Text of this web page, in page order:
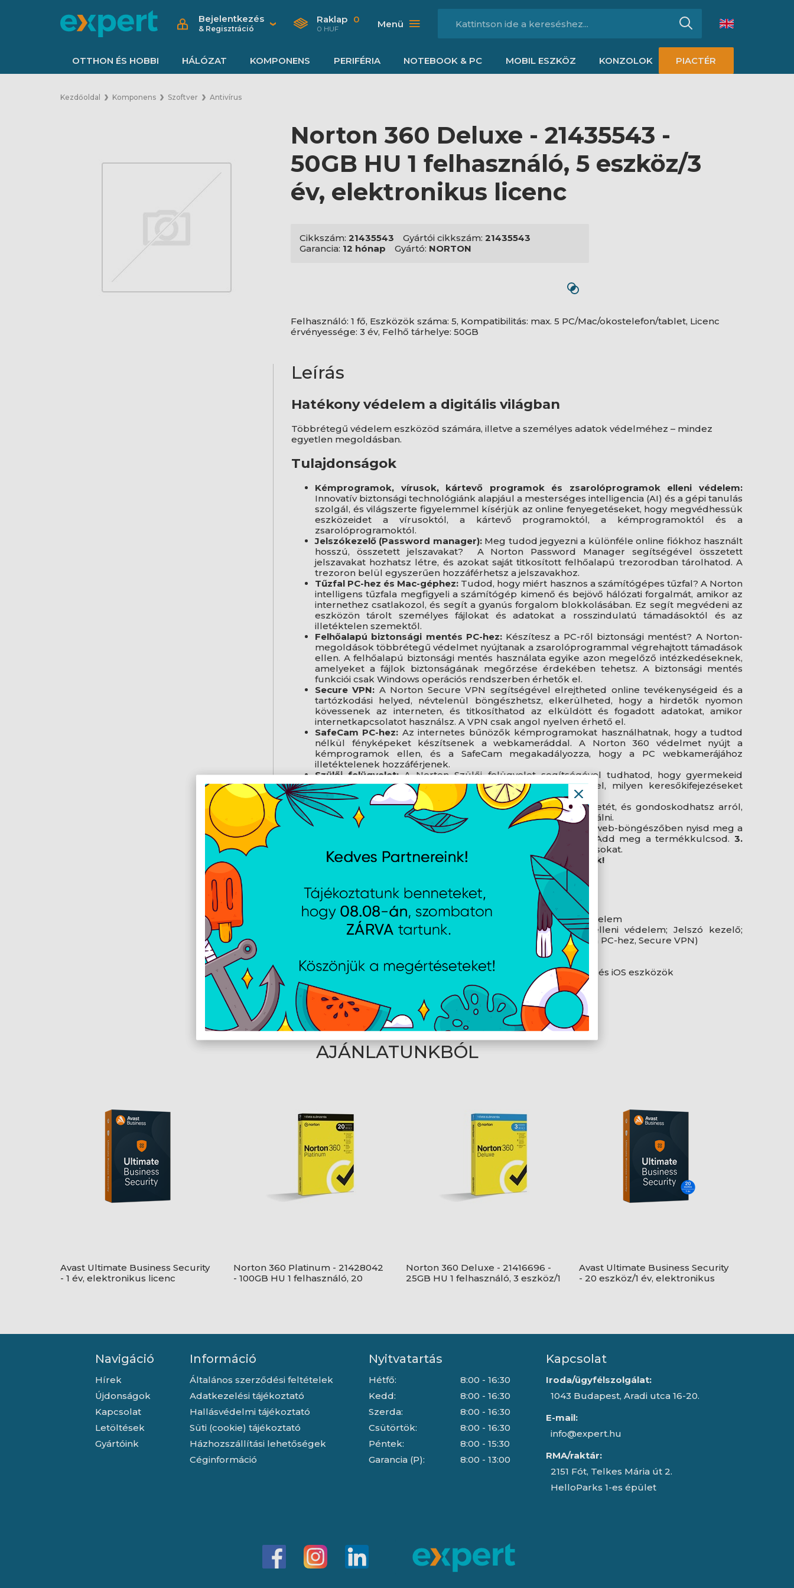
Bejelentkezés
& Regisztráció
Raklap 0
0 HUF Menü
OTTHON ÉS HOBBI HÁLÓZAT KOMPONENS PERIFÉRIA NOTEBOOK & PC MOBIL ESZKÖZ KONZOLOK PIACTÉR
Kezdőoldal Komponens Szoftver Antivírus
Norton 360 Deluxe - 21435543 -
50GB HU 1 felhasználó, 5 eszköz/3
év, elektronikus licenc
Cikkszám: 21435543 Gyártói cikkszám: 21435543
Garancia: 12 hónap Gyártó: NORTON
Felhasználó: 1 fő, Eszközök száma: 5, Kompatibilitás: max. 5 PC/Mac/okostelefon/tablet, Licenc
érvényessége: 3 év, Felhő tárhelye: 50GB
Leírás
Hatékony védelem a digitális világban
Többrétegű védelem eszközöd számára, illetve a személyes adatok védelméhez – mindez
egyetlen megoldásban.
Tulajdonságok
Kémprogramok, vírusok, kártevő programok és zsarolóprogramok elleni védelem:
Innovatív biztonsági technológiánk alapjául a mesterséges intelligencia (AI) és a gépi tanulás
szolgál, és világszerte figyelemmel kísérjük az online fenyegetéseket, hogy megvédhessük
eszközeidet a vírusoktól, a kártevő programoktól, a kémprogramoktól és a
zsarolóprogramoktól.
Jelszókezelő (Password manager):Meg tudod jegyezni a különféle online fiókhoz használt
hosszú, összetett jelszavakat? A Norton Password Manager segítségével összetett
jelszavakat hozhatsz létre, és azokat saját titkosított felhőalapú trezorodban tárolhatod. A
trezoron belül egyszerűen hozzáférhetsz a jelszavakhoz.
Tűzfal PC-hez és Mac-géphez: Tudod, hogy miért hasznos a számítógépes tűzfal? A Norton
intelligens tűzfala megfigyeli a számítógép kimenő és bejövő hálózati forgalmát, amikor az
internethez csatlakozol, és segít a gyanús forgalom blokkolásában. Ez segít megvédeni az
eszközön tárolt személyes fájlokat és adatokat a rosszindulatú támadásoktól és az
illetéktelen szemektől.
Felhőalapú biztonsági mentés PC-hez:Készítesz a PC-ről biztonsági mentést? A Norton-
megoldások többrétegű védelmet nyújtanak a zsarolóprogrammal végrehajtott támadások
ellen. A felhőalapú biztonsági mentés használata egyike azon megelőző intézkedéseknek,
amelyeket a fájlok biztonságának megőrzése érdekében tehetsz. A biztonsági mentés
funkciói csak Windows operációs rendszerben érhetők el.
Secure VPN: A Norton Secure VPN segítségével elrejtheted online tevékenységeid és a
tartózkodási helyed, névtelenül böngészhetsz, elkerülheted, hogy a hirdetők nyomon
kövessenek az interneten, és titkosíthatod az elküldött és fogadott adatokat, amikor
internetkapcsolatot használsz. A VPN csak angol nyelven érhető el.
SafeCam PC-hez: Az internetes bűnözők kémprogramokat használhatnak, hogy a tudtod
nélkül fényképeket készítsenek a webkameráddal. A Norton 360 védelmet nyújt a
kémprogramok ellen, és a SafeCam megakadályozza, hogy a PC webkamerájához
illetéktelenek hozzáférjenek.
Szülői felügyelet:A Norton Szülői felügyelet segítségével tudhatod, hogy gyermekeid
milyen videókat néznek, milyen webhelyeket keresnek fel, milyen keresőkifejezéseket
használnak, és milyen alkalmazásokat töltenek le.
Iskolai idő:
Kezelheted gyermeked távoli tanulási környezetét, és gondoskodhatsz arról,
hogy gyermeked iskolai időben a feladataira tudjon koncentrálni.
Egyszerű telepítés és aktiválás csupán 3 lépésben:
Egy web-böngészőben nyisd meg a
norton.com/setup oldalt és hozz létre egy saját fiókot.
Add meg a termékkulcsod. 3.
Kattints a Tovább felületre, majd kövesd a megjelenő utasításokat.
A termékkulcsot a vásárlást követően emailben továbbítjuk!
Műszaki adatok
Felhasználók száma: 1
Eszközbiztonság: Max. 5 PC, Mac, okostelefon vagy tablet védelem
Funkciók: Vírusok, kártevő-, kém és zsarolóprogramok elleni védelem; Jelszó kezelő;
Tűzfal; Szülői felügyelet; Iskola idő; Online védelem (SafeCam PC-hez, Secure VPN)
Felhőalapú biztonsági mentés tárhelye PC-hez: 50 GB
Licenc érvényessége: 3 év
Rendszerkövetelmények: Windows PC, Mac gépek, Android- és iOS eszközök
AJÁNLATUNKBÓL
Avast Ultimate Business Security
- 1 év, elektronikus licenc
Norton 360 Platinum - 21428042
- 100GB HU 1 felhasználó, 20
Norton 360 Deluxe - 21416696 -
25GB HU 1 felhasználó, 3 eszköz/1
Avast Ultimate Business Security
- 20 eszköz/1 év, elektronikus
Navigáció
Hírek
Újdonságok
Kapcsolat
Letöltések
Gyártóink
Információ
Általános szerződési feltételek
Adatkezelési tájékoztató
Hallásvédelmi tájékoztató
Süti (cookie) tájékoztató
Házhozszállítási lehetőségek
Céginformáció
Nyitvatartás
Hétfő:
Kedd:
Szerda:
Csütörtök:
Péntek:
Garancia (P):
8:00 - 16:30
8:00 - 16:30
8:00 - 16:30
8:00 - 16:30
8:00 - 15:30
8:00 - 13:00
Kapcsolat
Iroda/ügyfélszolgálat:
1043 Budapest, Aradi utca 16-20.
E-mail:
info@expert.hu
RMA/raktár:
2151 Fót, Telkes Mária út 2.
HelloParks 1-es épület